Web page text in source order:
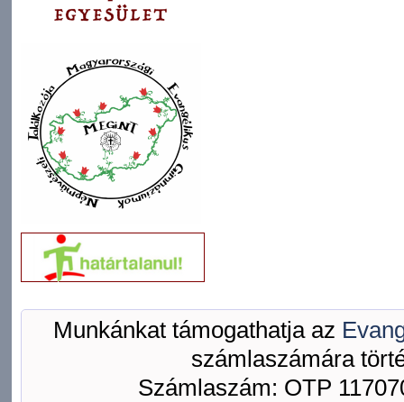
Munkánkat támogathatja az
számlaszámára
Számlaszám: OTP